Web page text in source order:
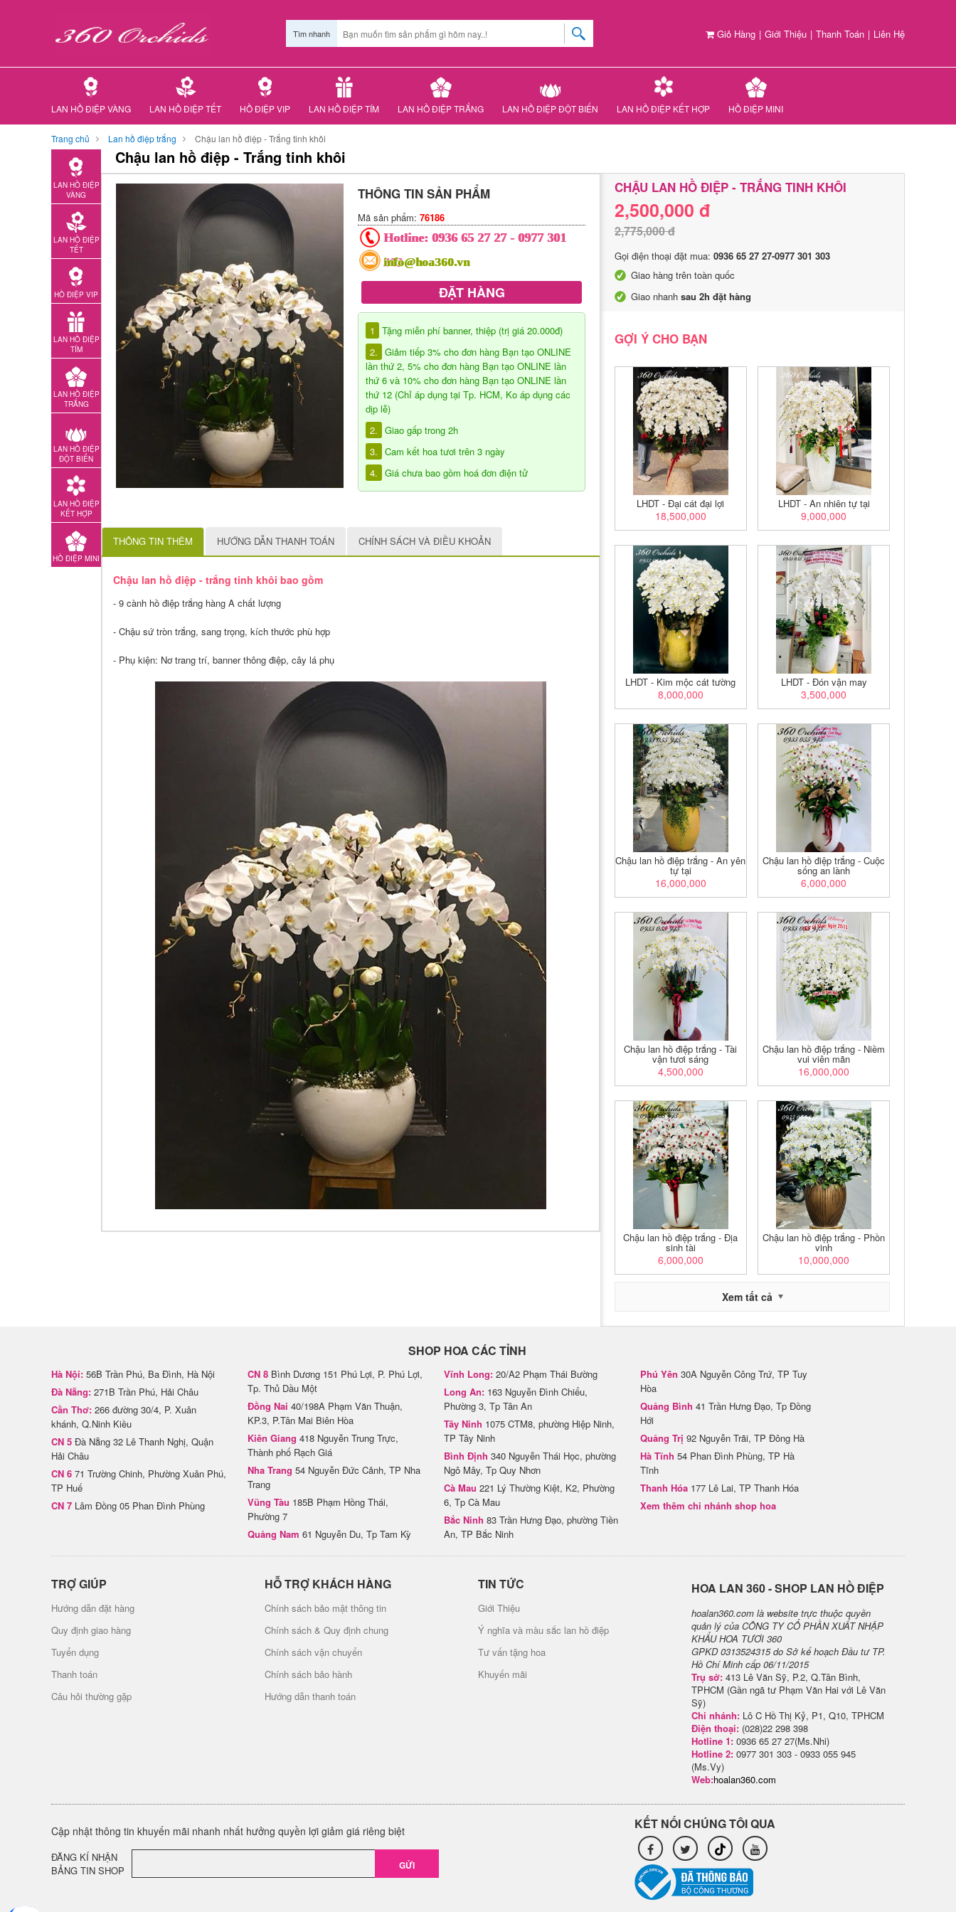
Giỏ Hàng | Giới Thiệu | Thanh Toán | Liên Hệ
Tìm nhanh
LAN HỒ ĐIỆP VÀNG LAN HỒ ĐIỆP TẾT HỒ ĐIỆP VIP LAN HỒ ĐIỆP TÍM LAN HỒ ĐIỆP TRẮNG LAN HỒ ĐIỆP ĐỘT BIẾN LAN HỒ ĐIỆP KẾT HỢP HỒ ĐIỆP MINI
Trang chủ Lan hồ điệp trắng Chậu lan hồ điệp - Trắng tinh khôi
LAN HỒ ĐIỆP
VÀNG
LAN HỒ ĐIỆP
TẾT
HỒ ĐIỆP VIP
LAN HỒ ĐIỆP
TÍM
LAN HỒ ĐIỆP
TRẮNG
LAN HỒ ĐIỆP
ĐỘT BIẾN
LAN HỒ ĐIỆP
KẾT HỢP
HỒ ĐIỆP MINI
Chậu lan hồ điệp - Trắng tinh khôi
THÔNG TIN SẢN PHẨM
Mã sản phẩm: 76186
Hotline: 0936 65 27 27 - 0977 301
303
info@hoa360.vn
ĐẶT HÀNG
1
Tặng miễn phí banner, thiệp (trị giá 20.000đ)
2. Giảm tiếp 3% cho đơn hàng Bạn tạo ONLINE
lần thứ 2, 5% cho đơn hàng Bạn tạo ONLINE lần
thứ 6 và 10% cho đơn hàng Bạn tạo ONLINE lần
thứ 12 (Chỉ áp dụng tại Tp. HCM, Ko áp dụng các
dịp lễ)
2. Giao gấp trong 2h
3. Cam kết hoa tươi trên 3 ngày
4. Giá chưa bao gồm hoá đơn điện tử
THÔNG TIN THÊM HƯỚNG DẪN THANH TOÁN CHÍNH SÁCH VÀ ĐIỀU KHOẢN
Chậu lan hồ điệp - trắng tinh khôi bao gồm
- 9 cành hồ điệp trắng hàng A chất lượng
- Chậu sứ tròn trắng, sang trọng, kích thước phù hợp
- Phụ kiện: Nơ trang trí, banner thông điệp, cây lá phụ
CHẬU LAN HỒ ĐIỆP - TRẮNG TINH KHÔI
2,500,000 đ
2,775,000 đ
Gọi điện thoại đặt mua: 0936 65 27 27-0977 301 303
Giao hàng trên toàn quốc
Giao nhanh sau 2h đặt hàng
GỢI Ý CHO BẠN
LHDT - Đại cát đại lợi
18,500,000
LHDT - An nhiên tự tại
9,000,000
LHDT - Kim mộc cát tường
8,000,000
LHDT - Đón vận may
3,500,000
Chậu lan hồ điệp trắng - An yên
tự tại
16,000,000
Chậu lan hồ điệp trắng - Cuộc
sống an lành
6,000,000
Chậu lan hồ điệp trắng - Tài
vận tươi sáng
4,500,000
Chậu lan hồ điệp trắng - Niềm
vui viên mãn
16,000,000
Chậu lan hồ điệp trắng - Địa
sinh tài
6,000,000
Chậu lan hồ điệp trắng - Phồn
vinh
10,000,000
Xem tất cả
SHOP HOA CÁC TỈNH
Hà Nội: 56B Trần Phú, Ba Đình, Hà Nội
Đà Nẵng: 271B Trần Phú, Hải Châu
Cần Thơ: 266 đường 30/4, P. Xuân
khánh, Q.Ninh Kiều
CN 5 Đà Nẵng 32 Lê Thanh Nghị, Quận
Hải Châu
CN 6 71 Trường Chinh, Phường Xuân Phú,
TP Huế
CN 7 Lâm Đồng 05 Phan Đình Phùng
CN 8 Bình Dương 151 Phú Lợi, P. Phú Lợi,
Tp. Thủ Dầu Một
Đồng Nai 40/198A Phạm Văn Thuận,
KP.3, P.Tân Mai Biên Hòa
Kiên Giang 418 Nguyễn Trung Trực,
Thành phố Rạch Giá
Nha Trang 54 Nguyễn Đức Cảnh, TP Nha
Trang
Vũng Tàu 185B Phạm Hồng Thái,
Phường 7
Quảng Nam 61 Nguyễn Du, Tp Tam Kỳ
Vĩnh Long: 20/A2 Phạm Thái Bường
Long An: 163 Nguyễn Đình Chiểu,
Phường 3, Tp Tân An
Tây Ninh 1075 CTM8, phường Hiệp Ninh,
TP Tây Ninh
Bình Định 340 Nguyễn Thái Học, phường
Ngô Mây, Tp Quy Nhơn
Cà Mau 221 Lý Thường Kiệt, K2, Phường
6, Tp Cà Mau
Bắc Ninh 83 Trần Hưng Đạo, phường Tiền
An, TP Bắc Ninh
Phú Yên 30A Nguyễn Công Trứ, TP Tuy
Hòa
Quảng Bình 41 Trần Hưng Đạo, Tp Đồng
Hới
Quảng Trị 92 Nguyễn Trãi, TP Đông Hà
Hà Tĩnh 54 Phan Đình Phùng, TP Hà
Tĩnh
Thanh Hóa 177 Lê Lai, TP Thanh Hóa
Xem thêm chi nhánh shop hoa
TRỢ GIÚP
Hướng dẫn đặt hàng
Quy định giao hàng
Tuyển dụng
Thanh toán
Câu hỏi thường gặp
HỖ TRỢ KHÁCH HÀNG
Chính sách bảo mật thông tin
Chính sách & Quy định chung
Chính sách vận chuyển
Chính sách bảo hành
Hướng dẫn thanh toán
TIN TỨC
Giới Thiệu
Ý nghĩa và màu sắc lan hồ điệp
Tư vấn tặng hoa
Khuyến mãi
H​OA LAN 360 - SHOP LAN HỒ ĐIỆP
hoalan360.com là website trực thuộc quyền
quản lý của CÔNG TY CỔ PHẦN XUẤT NHẬP
KHẨU HOA TƯƠI 360
GPKD 0313524315 do Sở kế hoạch Đầu tư TP.
Hồ Chí Minh cấp 06/11/2015
Trụ sở: 413 Lê Văn Sỹ, P.2, Q.Tân Bình,
TPHCM (Gần ngã tư Phạm Văn Hai với Lê Văn
Sỹ)
Chi nhánh: Lô C Hồ Thị Kỷ, P1, Q10, TPHCM
Điện thoại: (028)22 298 398
Hotline 1: 0936 65 27 27(Ms.Nhi)
Hotline 2: 0977 301 303 - 0933 055 945
(Ms.Vy)
Web:hoalan360.com
Cập nhật thông tin khuyến mãi nhanh nhất hưởng quyền lợi giảm giá riêng biệt
ĐĂNG KÍ NHẬN
BẢNG TIN SHOP
GỬI
KẾT NỐI CHÚNG TÔI QUA